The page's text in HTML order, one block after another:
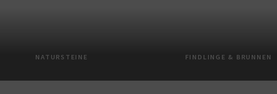
NATURSTEINE FINDLINGE & BRUNNEN